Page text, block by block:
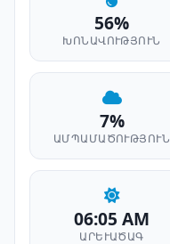
56%
ԽՈՆԱՎՈՒԹՅՈՒՆ
7%
ԱՄՊԱՄԱԾՈՒԹՅՈՒՆ
06:05 AM
ԱՐԵՒԱԾԱԳ